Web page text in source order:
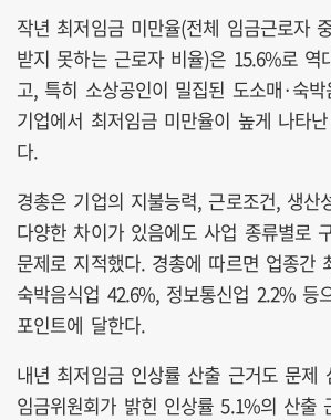
작년 최저임금 미만율(전체 임금근로자
받지 못하는 근로자 비율)은 15.6%로 역
고, 특히 소상공인이 밀집된 도소매·숙
기업에서 최저임금 미만율이 높게 나타
다.
경총은 기업의 지불능력, 근로조건, 생산
다양한 차이가 있음에도 사업 종류별로
문제로 지적했다. 경총에 따르면 업종간
숙박음식업 42.6%, 정보통신업 2.2% 등
포인트에 달한다.
내년 최저임금 인상률 산출 근거도 문제
임금위원회가 밝힌 인상률 5.1%의 산출